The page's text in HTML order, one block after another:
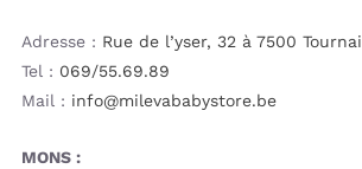
Adresse : Rue de l’yser, 32 à 7500 Tournai
Tel : 069/55.69.89
Mail : info@milevababystore.be
MONS :